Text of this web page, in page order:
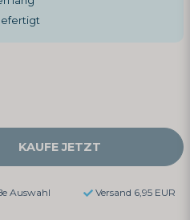
KAUFE JETZT
Auswahl Versand 6,95 EUR